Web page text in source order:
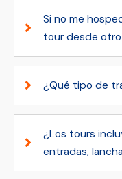
Si no me
tour desde
¿Qué tipo de
¿Los tours
entradas,